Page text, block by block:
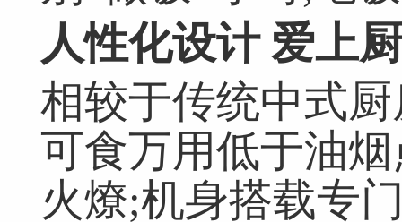
人性化设计 爱上
相较于传统中式
可食万用低于油
火燎;机身搭载专